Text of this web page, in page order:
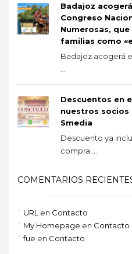
Badajoz
Congreso
Numerosas,
familias como
Badajoz acogerá
Descuentos en
nuestros socios
Smedia
Descuento ya
compra ...
COMENTARIOS
URL en Contacto
My Homepage en Contacto
fue en Contacto